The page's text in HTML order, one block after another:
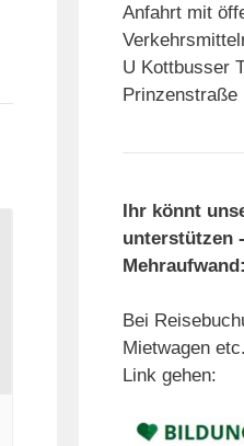
Anfahrt mit
U Kottbusser
Prinzenstraße
Ihr könnt
unterstützen
Mehraufwand:
Bei
Mietwagen
Link gehen: